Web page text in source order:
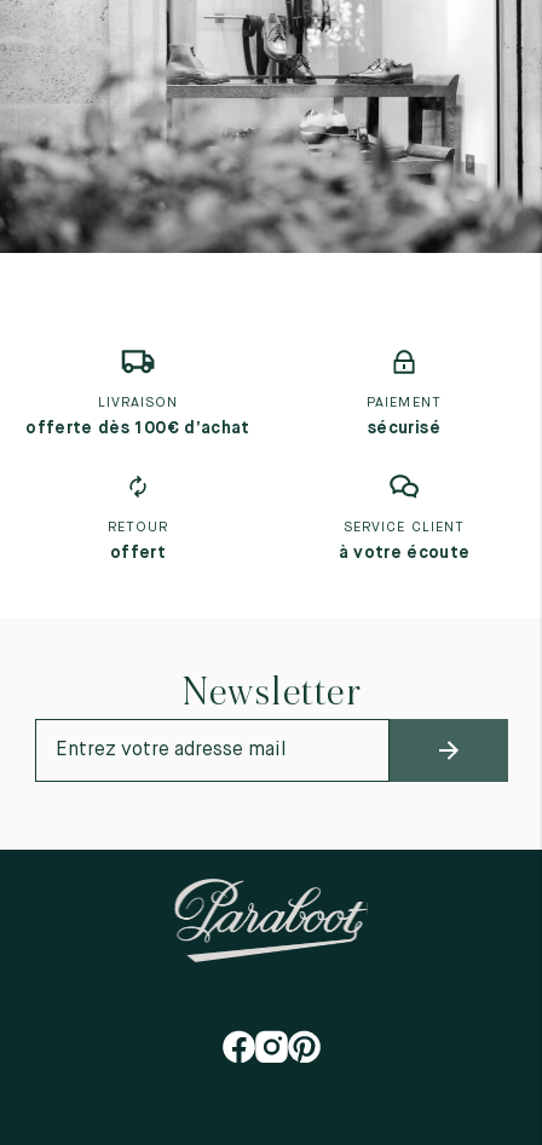
LIVRAISON
offerte dès 100€ d’achat
PAIEMENT
sécurisé
RETOUR
offert
SERVICE CLIENT
à votre écoute
Newsletter